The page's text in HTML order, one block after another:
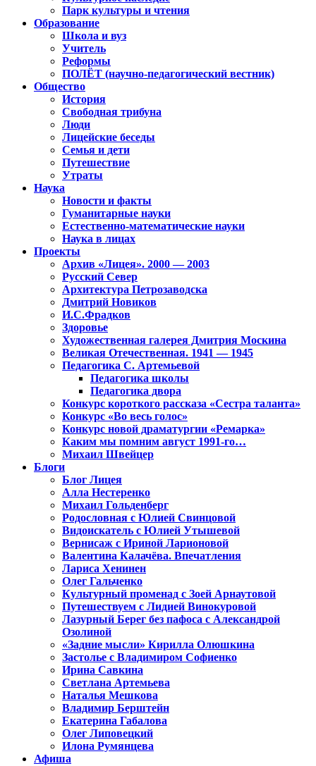
Парк культуры и чтения
Образование
Школа и вуз
Учитель
Реформы
ПОЛЁТ (научно-педагогический вестник)
Общество
История
Свободная трибуна
Люди
Лицейские беседы
Семья и дети
Путешествие
Утраты
Наука
Новости и факты
Гуманитарные науки
Естественно-математические науки
Наука в лицах
Проекты
Архив «Лицея». 2000 — 2003
Русский Север
Архитектура Петрозаводска
Дмитрий Новиков
И.С.Фрадков
Здоровье
Художественная галерея Дмитрия Москина
Великая Отечественная. 1941 — 1945
Педагогика С. Артемьевой
Педагогика школы
Педагогика двора
Конкурс короткого рассказа «Сестра таланта»
Конкурс «Во весь голос»
Конкурс новой драматургии «Ремарка»
Каким мы помним август 1991-го…
Михаил Швейцер
Блоги
Блог Лицея
Алла Нестеренко
Михаил Гольденберг
Родословная с Юлией Свинцовой
Видоискатель с Юлией Утышевой
Вернисаж с Ириной Ларионовой
Валентина Калачёва. Впечатления
Лариса Хенинен
Олег Гальченко
Культурный променад с Зоей Арнаутовой
Путешествуем с Лидией Винокуровой
Лазурный Берег без пафоса с Александрой
Озолиной
«Задние мысли» Кирилла Олюшкина
Застолье с Владимиром Софиенко
Ирина Савкина
Светлана Артемьева
Наталья Мешкова
Владимир Берштейн
Екатерина Габалова
Олег Липовецкий
Илона Румянцева
Афиша